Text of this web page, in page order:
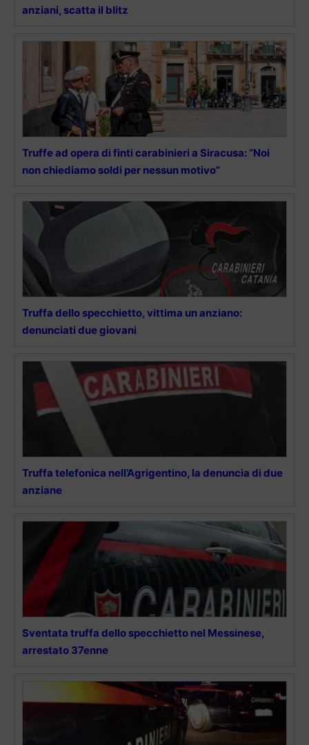
anziani, scatta il blitz
Truffe ad opera di finti carabinieri a Siracusa: “Noi
non chiediamo soldi per nessun motivo”
Truffa dello specchietto, vittima un anziano:
denunciati due giovani
Truffa telefonica nell’Agrigentino, la denuncia di due
anziane
Sventata truffa dello specchietto nel Messinese,
arrestato 37enne